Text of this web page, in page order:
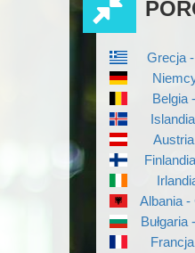
Grecja
Belgia
Albania -
Bułgaria